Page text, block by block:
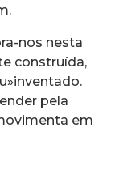
nos nesta
construída,
pela
em